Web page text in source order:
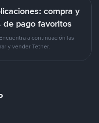
compra y
pago favoritos
a continuación las
y vender Tether.